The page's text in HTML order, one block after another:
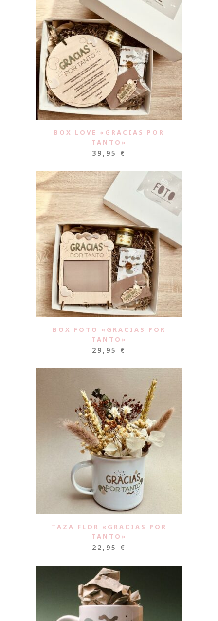
BOX LOVE «GRACIAS POR
TANTO»
39,95 €
BOX FOTO «GRACIAS POR
TANTO»
29,95 €
TAZA FLOR «GRACIAS POR
TANTO»
22,95 €